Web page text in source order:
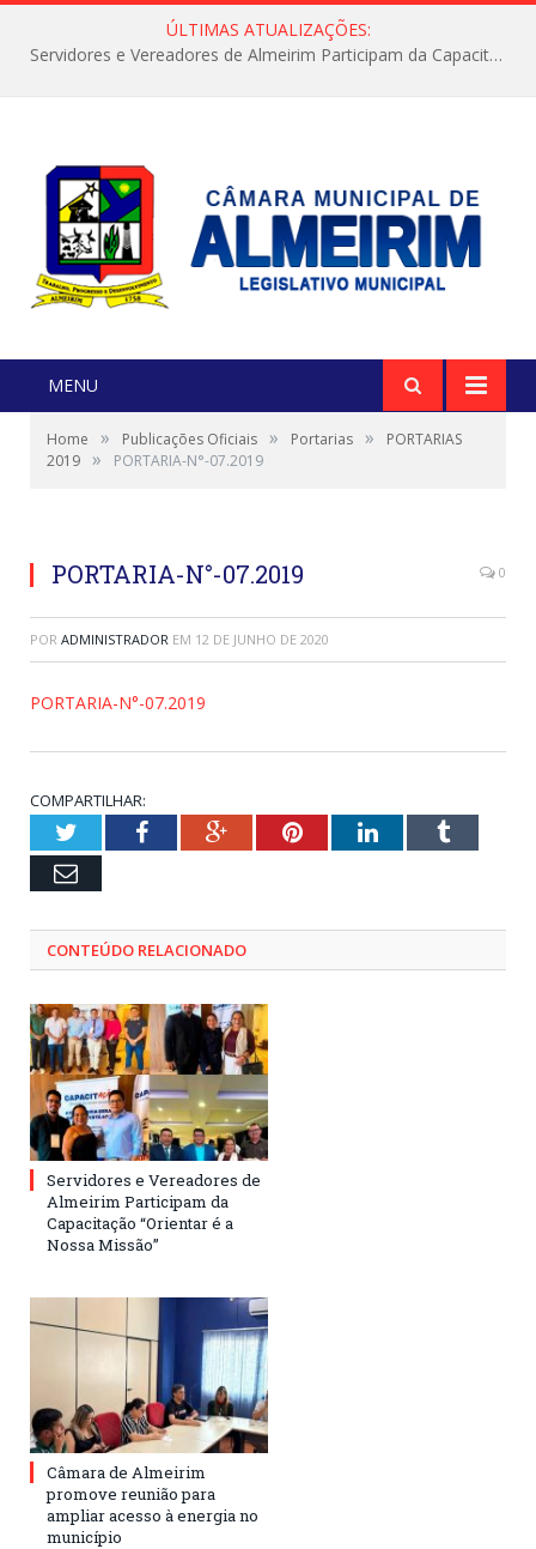
ÚLTIMAS ATUALIZAÇÕES:
Servidores e Vereadores de Almeirim Participam da Capacitação “Orientar é a Nossa Missão”
MENU
Home » Publicações Oficiais » Portarias »
PORTARIAS
2019 » PORTARIA-N°-07.2019
PORTARIA-N°-07.2019 0
POR ADMINISTRADOR EM 12 DE JUNHO DE 2020
PORTARIA-N°-07.2019
COMPARTILHAR:
TwitterFacebookGoogle+PinterestLinkedInTumblr
Email
CONTEÚDO RELACIONADO
Servidores e Vereadores de
Almeirim Participam da
Capacitação “Orientar é a
Nossa Missão”
Câmara de Almeirim
promove reunião para
ampliar acesso à energia no
município